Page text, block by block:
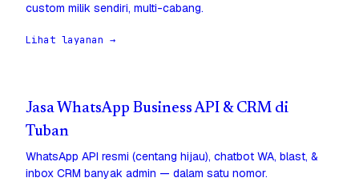
custom milik sendiri, multi-cabang.
Lihat layanan →
Jasa WhatsApp Business API & CRM di
Tuban
WhatsApp API resmi (centang hijau), chatbot WA, blast, &
inbox CRM banyak admin — dalam satu nomor.